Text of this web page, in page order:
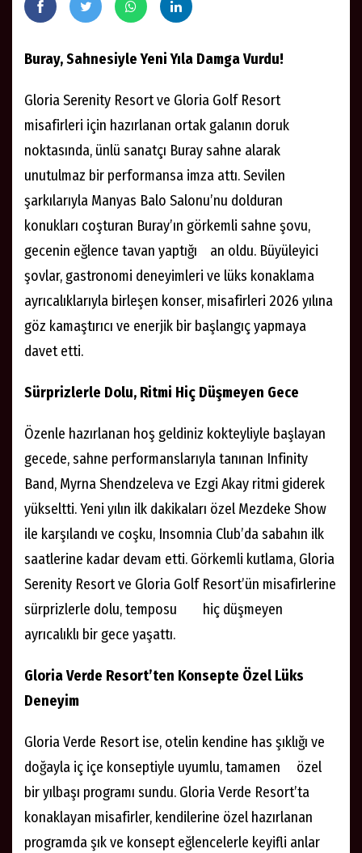
Buray, Sahnesiyle Yeni Yıla Damga Vurdu!
Gloria Serenity Resort ve Gloria Golf Resort
misafirleri için hazırlanan ortak galanın doruk
noktasında, ünlü sanatçı Buray sahne alarak
unutulmaz bir performansa imza attı. Sevilen
şarkılarıyla Manyas Balo Salonu’nu dolduran
konukları coşturan Buray’ın görkemli sahne şovu,
gecenin eğlence tavan yaptığı an oldu. Büyüleyici
şovlar, gastronomi deneyimleri ve lüks konaklama
ayrıcalıklarıyla birleşen konser, misafirleri 2026 yılına
göz kamaştırıcı ve enerjik bir başlangıç yapmaya
davet etti.
Sürprizlerle Dolu, Ritmi Hiç Düşmeyen Gece
Özenle hazırlanan hoş geldiniz kokteyliyle başlayan
gecede, sahne performanslarıyla tanınan Infinity
Band, Myrna Shendzeleva ve Ezgi Akay ritmi giderek
yükseltti. Yeni yılın ilk dakikaları özel Mezdeke Show
ile karşılandı ve coşku, Insomnia Club’da sabahın ilk
saatlerine kadar devam etti. Görkemli kutlama, Gloria
Serenity Resort ve Gloria Golf Resort’ün misafirlerine
sürprizlerle dolu, temposu hiç düşmeyen
ayrıcalıklı bir gece yaşattı.
Gloria Verde Resort’ten Konsepte Özel Lüks
Deneyim
Gloria Verde Resort ise, otelin kendine has şıklığı ve
doğayla iç içe konseptiyle uyumlu, tamamen özel
bir yılbaşı programı sundu. Gloria Verde Resort’ta
konaklayan misafirler, kendilerine özel hazırlanan
programda şık ve konsept eğlencelerle keyifli anlar